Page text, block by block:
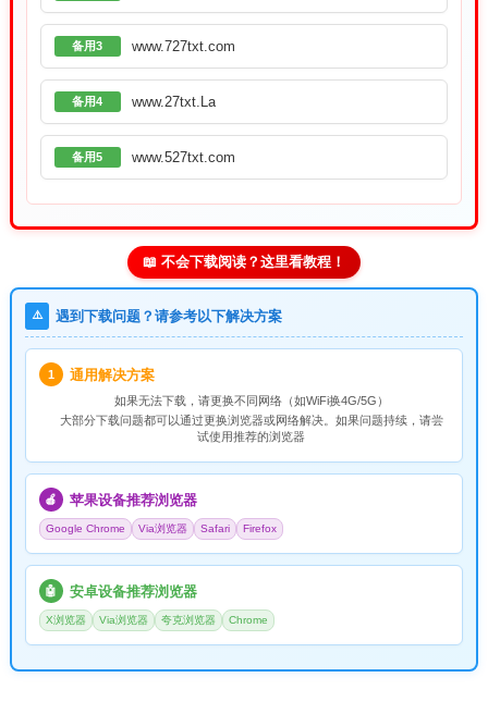
备用3 www.727txt.com
备用4 www.27txt.La
备用5 www.527txt.com
📖 不会下载阅读？这里看教程！
⚠️ 遇到下载问题？请参考以下解决方案
1 通用解决方案
如果无法下载，请更换不同网络（如WiFi换4G/5G）
大部分下载问题都可以通过更换浏览器或网络解决。如果问题持续，请尝
试使用推荐的浏览器
🍎 苹果设备推荐浏览器
Google Chrome Via浏览器 Safari Firefox
🤖 安卓设备推荐浏览器
X浏览器 Via浏览器 夸克浏览器 Chrome